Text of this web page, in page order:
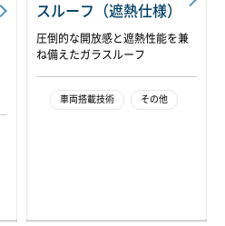
スルーフ（遮熱仕様）​
圧倒的な開放感と遮熱性能を兼
ね備えたガラスルーフ​
車両搭載技術 その他